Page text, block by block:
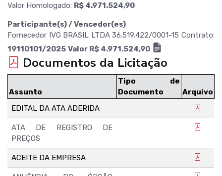
Valor Homologado: R$ 4.971.524,90
Participante(s) / Vencedor(es)
Fornecedor IVG BRASIL LTDA 36.519.422/0001-15 Contrato:
19110101/2025 Valor R$ 4.971.524,90
Documentos da Licitação
Assunto
Tipo de
Documento
Arquivo
EDITAL DA ATA ADERIDA
ATA DE REGISTRO DE
PREÇOS
ACEITE DA EMPRESA